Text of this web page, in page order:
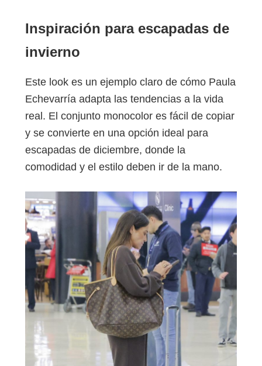
Inspiración para escapadas de
invierno
Este look es un ejemplo claro de cómo Paula
Echevarría adapta las tendencias a la vida
real. El conjunto monocolor es fácil de copiar
y se convierte en una opción ideal para
escapadas de diciembre, donde la
comodidad y el estilo deben ir de la mano.